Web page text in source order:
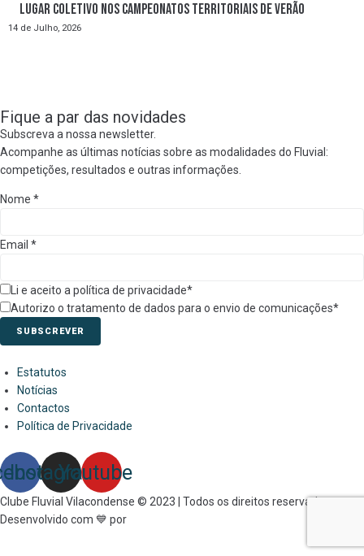
lugar coletivo nos Campeonatos Territoriais de Verão
14 de Julho, 2026
Fique a par das novidades
Subscreva a nossa newsletter.
Acompanhe as últimas notícias sobre as modalidades do Fluvial:
competições, resultados e outras informações.
Nome *
Email *
Li e aceito a política de privacidade*
Autorizo o tratamento de dados para o envio de comunicações*
SUBSCREVER
Estatutos
Notícias
Contactos
Política de Privacidade
Instagram
Youtube
Clube Fluvial Vilacondense © 2023 | Todos os direitos reservados.
Desenvolvido com 💙 por